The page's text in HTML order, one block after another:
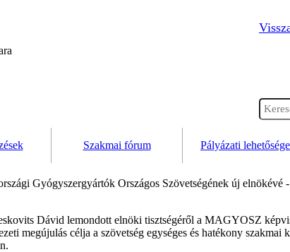
Szakmai fórum Pályázati
Gyógyszergyártók Országos Szövetségének új elnökévé
Dávid lemondott elnöki tisztségéről a MAGYOSZ
megújulás célja a szövetség egységes és hatékony szakmai